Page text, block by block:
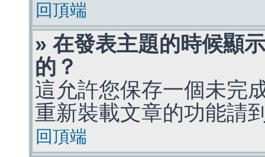
回頂端
» 在發表主題的時候顯
的？
這允許您保存一個未完
重新裝載文章的功能請
回頂端